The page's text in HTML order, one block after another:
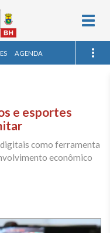
AGENDA
e esportes
como ferramenta
econômico